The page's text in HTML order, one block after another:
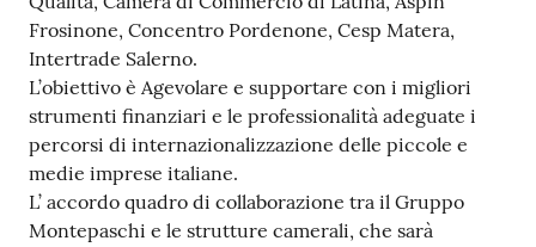
Frosinone, Concentro Pordenone, Cesp Matera,
Intertrade Salerno.
L’obiettivo è Agevolare e supportare con i migliori
strumenti finanziari e le professionalità adeguate i
percorsi di internazionalizzazione delle piccole e
medie imprese italiane.
L’ accordo quadro di collaborazione tra il Gruppo
Montepaschi e le strutture camerali, che sarà